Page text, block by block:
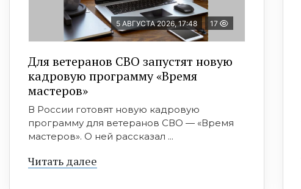
5 АВГУСТА 2026, 17:48 17
Для ветеранов СВО запустят новую
кадровую программу «Время
мастеров»
В России готовят новую кадровую
программу для ветеранов СВО — «Время
мастеров». О ней рассказал ...
Читать далее